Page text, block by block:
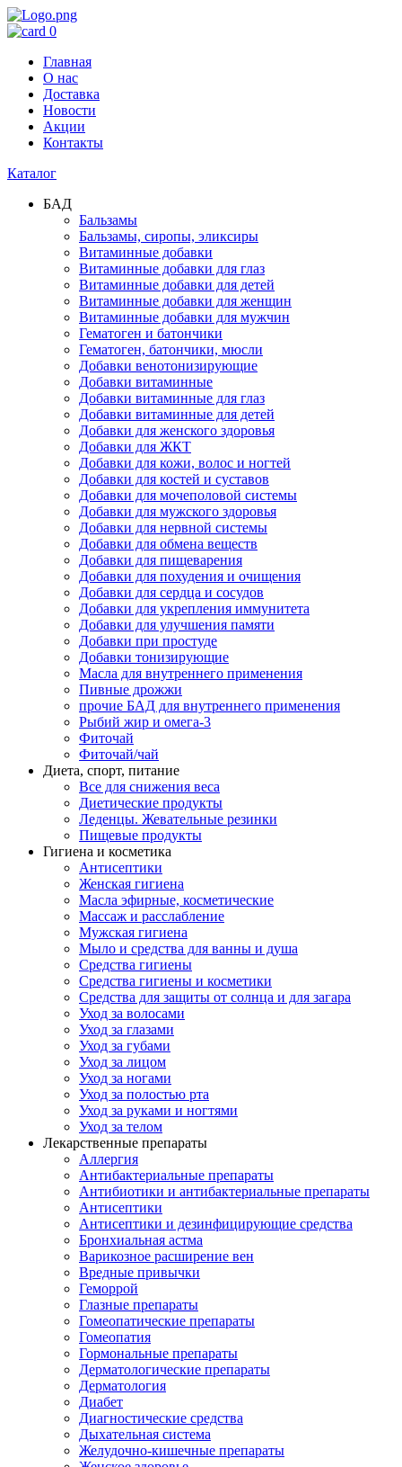
0
Главная
О нас
Доставка
Новости
Акции
Контакты
Каталог
БАД
Бальзамы
Бальзамы, сиропы, эликсиры
Витаминные добавки
Витаминные добавки для глаз
Витаминные добавки для детей
Витаминные добавки для женщин
Витаминные добавки для мужчин
Гематоген и батончики
Гематоген, батончики, мюсли
Добавки венотонизирующие
Добавки витаминные
Добавки витаминные для глаз
Добавки витаминные для детей
Добавки для женского здоровья
Добавки для ЖКТ
Добавки для кожи, волос и ногтей
Добавки для костей и суставов
Добавки для мочеполовой системы
Добавки для мужского здоровья
Добавки для нервной системы
Добавки для обмена веществ
Добавки для пищеварения
Добавки для похудения и очищения
Добавки для сердца и сосудов
Добавки для укрепления иммунитета
Добавки для улучшения памяти
Добавки при простуде
Добавки тонизирующие
Масла для внутреннего применения
Пивные дрожжи
прочие БАД для внутреннего применения
Рыбий жир и омега-3
Фиточай
Фиточай/чай
Диета, спорт, питание
Все для снижения веса
Диетические продукты
Леденцы. Жевательные резинки
Пищевые продукты
Гигиена и косметика
Антисептики
Женская гигиена
Масла эфирные, косметические
Массаж и расслабление
Мужская гигиена
Мыло и средства для ванны и душа
Средства гигиены
Средства гигиены и косметики
Средства для защиты от солнца и для загара
Уход за волосами
Уход за глазами
Уход за губами
Уход за лицом
Уход за ногами
Уход за полостью рта
Уход за руками и ногтями
Уход за телом
Лекарственные препараты
Аллергия
Антибактериальные препараты
Антибиотики и антибактериальные препараты
Антисептики
Антисептики и дезинфицирующие средства
Бронхиальная астма
Варикозное расширение вен
Вредные привычки
Геморрой
Глазные препараты
Гомеопатические препараты
Гомеопатия
Гормональные препараты
Дерматологические препараты
Дерматология
Диабет
Диагностические средства
Дыхательная система
Желудочно-кишечные препараты